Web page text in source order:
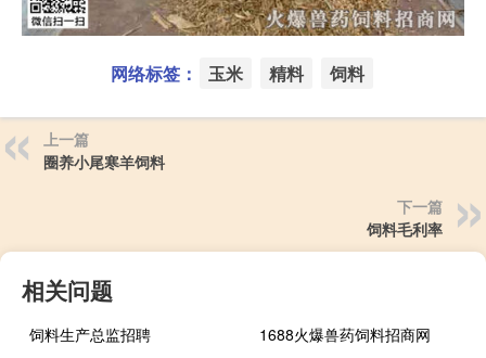
网络标签： 玉米 精料 饲料
上一篇
圈养小尾寒羊饲料
下一篇
饲料毛利率
相关问题
饲料生产总监招聘
1688火爆兽药饲料招商网